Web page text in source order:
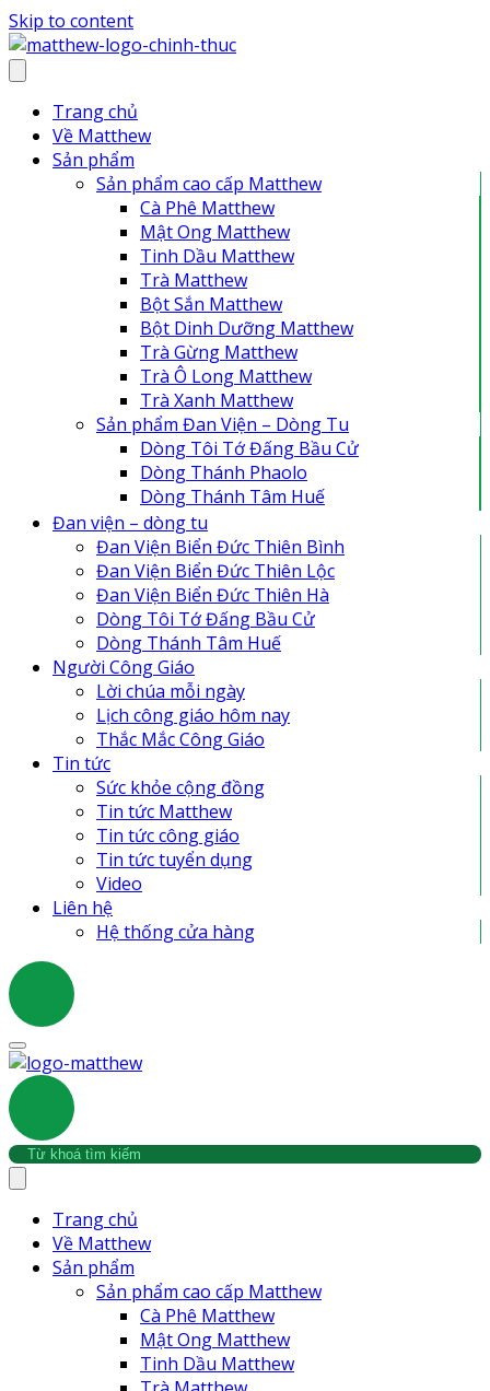
Skip to content
Trang chủ
Về Matthew
Sản phẩm
Sản phẩm cao cấp Matthew
Cà Phê Matthew
Mật Ong Matthew
Tinh Dầu Matthew
Trà Matthew
Bột Sắn Matthew
Bột Dinh Dưỡng Matthew
Trà Gừng Matthew
Trà Ô Long Matthew
Trà Xanh Matthew
Sản phẩm Đan Viện – Dòng Tu
Dòng Tôi Tớ Đấng Bầu Cử
Dòng Thánh Phaolo
Dòng Thánh Tâm Huế
Đan Viện Biển Đức Thiên Lộc
Đan Viện Biển Đức Thiên Bình
Đan Viện Biển Đức Thiên Hà
Đan viện Thiên An
Tu Hội Nô Tỳ Thiên Chúa
Tu Viện Nữ Vương Hòa Bình
Cô Nhi Viện Thánh An Bùi Chu
Trung Tâm Khiếm Thị Nhật Hồng
Đan viện – dòng tu
Đan Viện Biển Đức Thiên Bình
Đan Viện Biển Đức Thiên Lộc
Đan Viện Biển Đức Thiên Hà
Dòng Tôi Tớ Đấng Bầu Cử
Dòng Thánh Tâm Huế
Người Công Giáo
Lời chúa mỗi ngày
Lịch công giáo hôm nay
Thắc Mắc Công Giáo
Tin tức
Sức khỏe cộng đồng
Tin tức Matthew
Tin tức công giáo
Tin tức tuyển dụng
Video
Liên hệ
Hệ thống cửa hàng
Trang chủ
Về Matthew
Sản phẩm
Sản phẩm cao cấp Matthew
Cà Phê Matthew
Mật Ong Matthew
Tinh Dầu Matthew